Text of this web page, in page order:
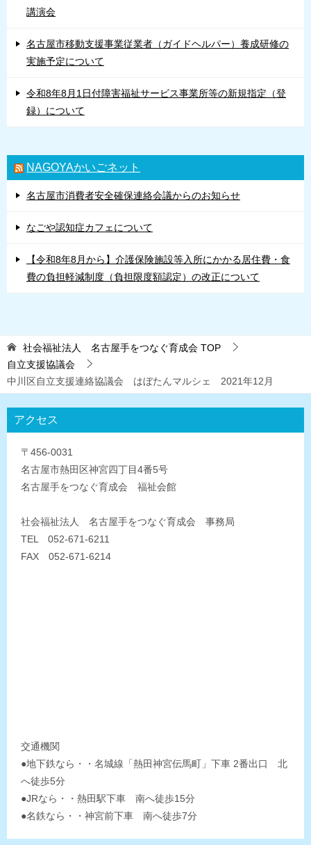
講演会
名古屋市移動支援事業従業者（ガイドヘルパー）養成研修の
実施予定について
令和8年8月1日付障害福祉サービス事業所等の新規指定（登
録）について
NAGOYAかいごネット
名古屋市消費者安全確保連絡会議からのお知らせ
なごや認知症カフェについて
【令和8年8月から】介護保険施設等入所にかかる居住費・食
費の負担軽減制度（負担限度額認定）の改正について
社会福祉法人 名古屋手をつなぐ育成会 TOP
自立支援協議会
中川区自立支援連絡協議会 はぼたんマルシェ 2021年12月
アクセス
〒456-0031
名古屋市熱田区神宮四丁目4番5号
名古屋手をつなぐ育成会 福祉会館
社会福祉法人 名古屋手をつなぐ育成会 事務局
TEL 052-671-6211
FAX 052-671-6214
交通機関
●地下鉄なら・・名城線「熱田神宮伝馬町」下車 2番出口 北
へ徒歩5分
●JRなら・・熱田駅下車 南へ徒歩15分
●名鉄なら・・神宮前下車 南へ徒歩7分